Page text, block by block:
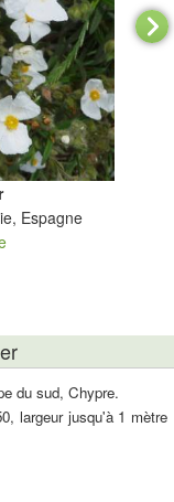
Espagne
du sud, Chypre.
largeur jusqu'à 1 mètre